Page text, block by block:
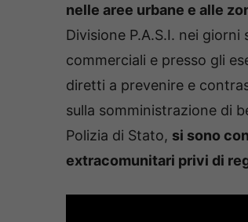
nelle aree urbane e alle
Divisione P.A.S.I. nei
commerciali e presso gli
diretti a prevenire e
sulla somministrazione di
Polizia di Stato, si sono
extracomunitari privi di